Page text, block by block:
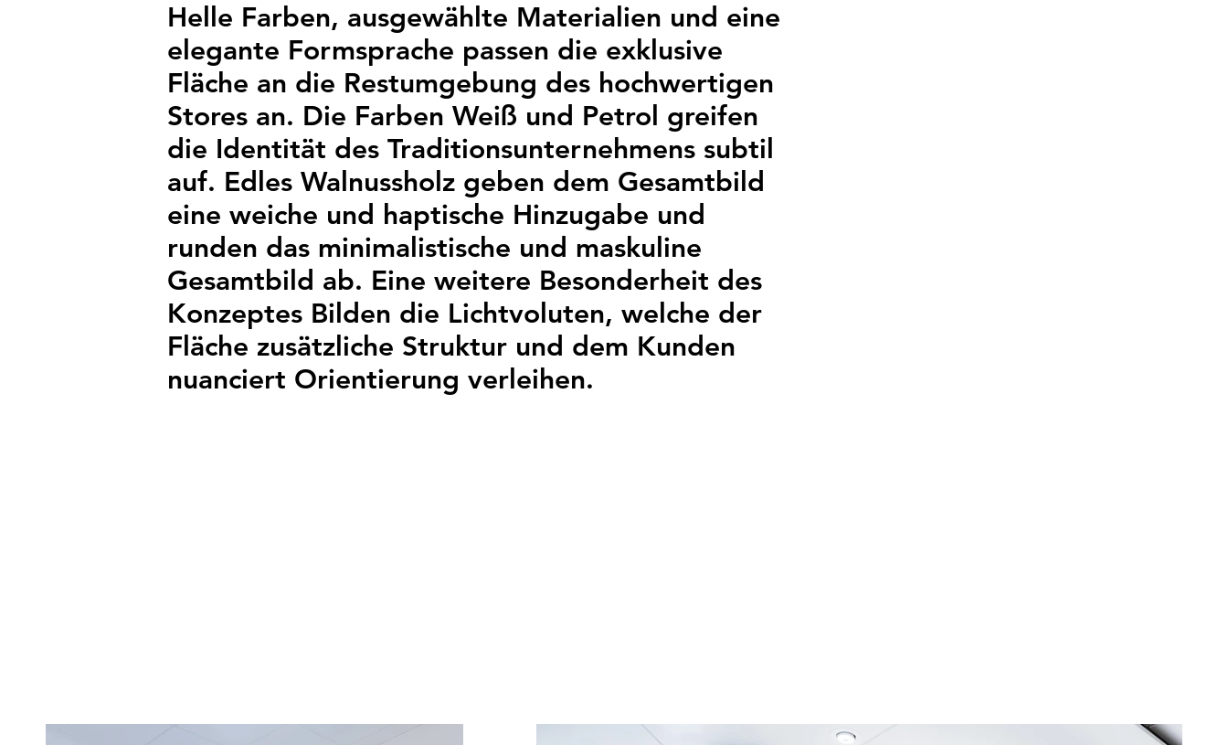
Helle Farben, ausgewählte Materialien und eine
elegante Formsprache passen die exklusive
Fläche an die Restumgebung des hochwertigen
Stores an. Die Farben Weiß und Petrol greifen
die Identität des Traditionsunternehmens subtil
auf. Edles Walnussholz geben dem Gesamtbild
eine weiche und haptische Hinzugabe und
runden das minimalistische und maskuline
Gesamtbild ab. Eine weitere Besonderheit des
Konzeptes Bilden die Lichtvoluten, welche der
Fläche zusätzliche Struktur und dem Kunden
nuanciert Orientierung verleihen.